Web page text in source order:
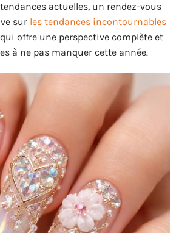
actuelles, un rendez-vous
sur les tendances incontournables
offre une perspective complète et
à ne pas manquer cette année.